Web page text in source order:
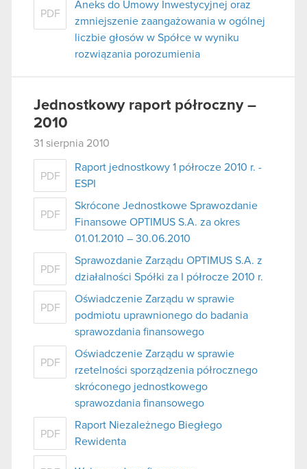
PDF
Aneks do Umowy Inwestycyjnej oraz
zmniejszenie zaangażowania w ogólnej
liczbie głosów w Spółce w wyniku
rozwiązania porozumienia
Jednostkowy raport półroczny –
2010
31 sierpnia 2010
PDF
Raport jednostkowy 1 półrocze 2010 r. -
ESPI
PDF
Skrócone Jednostkowe Sprawozdanie
Finansowe OPTIMUS S.A. za okres
01.01.2010 – 30.06.2010
PDF
Sprawozdanie Zarządu OPTIMUS S.A. z
działalności Spółki za I półrocze 2010 r.
PDF
Oświadczenie Zarządu w sprawie
podmiotu uprawnionego do badania
sprawozdania finansowego
PDF
Oświadczenie Zarządu w sprawie
rzetelności sporządzenia półrocznego
skróconego jednostkowego
sprawozdania finansowego
PDF
Raport Niezależnego Biegłego
Rewidenta